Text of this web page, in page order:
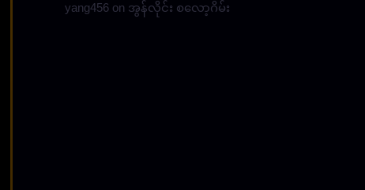
yang456 on အွန်လိုင်း စလော့ဂိမ်း